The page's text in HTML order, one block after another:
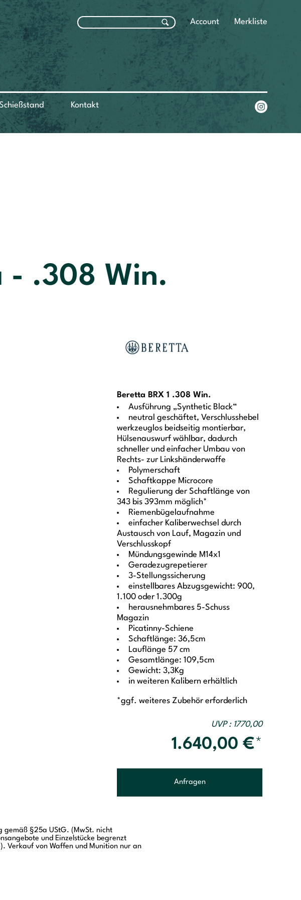
Account Merkliste
Kontakt
- .308 Win.
Beretta BRX 1 .308 Win.
Ausführung „Synthetic Black“
neutral geschäftet, Verschlusshebel
werkzeuglos beidseitig montierbar,
Hülsenauswurf wählbar, dadurch
schneller und einfacher Umbau von
Rechts- zur Linkshänderwaffe
Polymerschaft
Schaftkappe Microcore
Regulierung der Schaftlänge von
343 bis 393mm möglich*
Riemenbügelaufnahme
einfacher Kaliberwechsel durch
Austausch von Lauf, Magazin und
Verschlusskopf
Mündungsgewinde M14x1
Geradezugrepetierer
3-Stellungssicherung
einstellbares Abzugsgewicht: 900,
1.100 oder 1.300g
herausnehmbares 5-Schuss
Magazin
Picatinny-Schiene
Schaftlänge: 36,5cm
Lauflänge 57 cm
Gesamtlänge: 109,5cm
Gewicht: 3,3Kg
in weiteren Kalibern erhältlich
*ggf. weiteres Zubehör erforderlich
UVP : 1770,00
1.640,00 €*
Anfragen
gemäß §25a UStG. (MwSt. nicht
und Einzelstücke begrenzt
Verkauf von Waffen und Munition nur an